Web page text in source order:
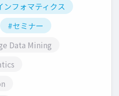
フォマティクス
#セミナー
Data Mining